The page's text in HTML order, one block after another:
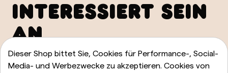
INTERESSIERT SEIN
AN
ALLE ANZEIGEN
Dieser Shop bittet Sie, Cookies für Performance-, Social-
Media- und Werbezwecke zu akzeptieren. Cookies von